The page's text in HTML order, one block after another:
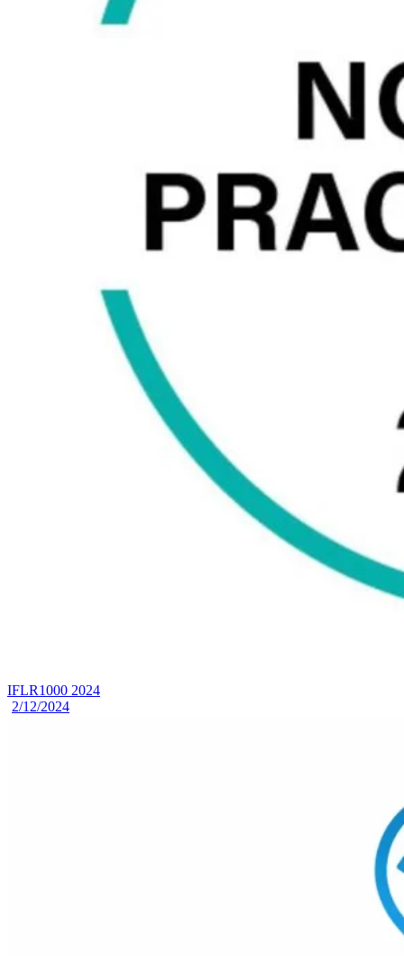
IFLR1000 2024
2/12/2024